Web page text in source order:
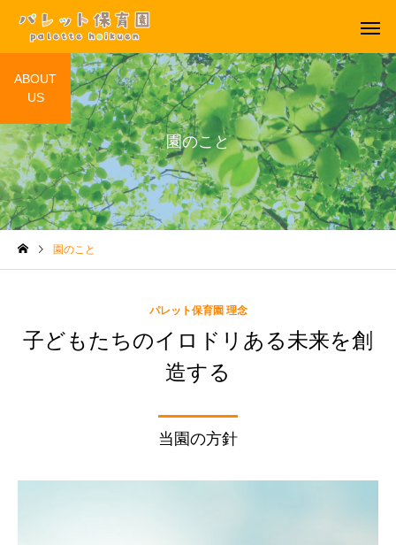
年間行事 一日のよ
園のこと
ABOUT
US
園のこと
パレット保育園 理念
子どもたちのイロドリある未来を創
造する
当園の方針